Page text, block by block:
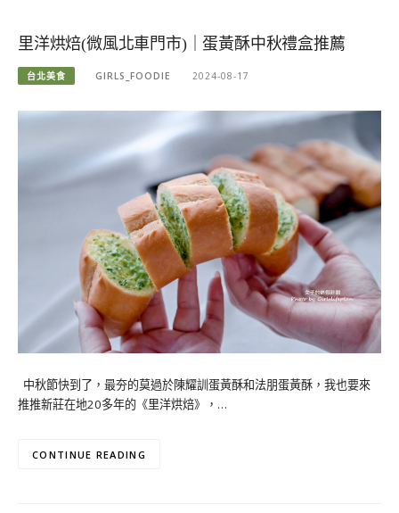
里洋烘焙(微風北車門市)｜蛋黃酥中秋禮盒推薦
台北美食 GIRLS_FOODIE 2024-08-17
中秋節快到了，最夯的莫過於陳耀訓蛋黃酥和法朋蛋黃酥，我也要來
推推新莊在地20多年的《里洋烘焙》，…
CONTINUE READING